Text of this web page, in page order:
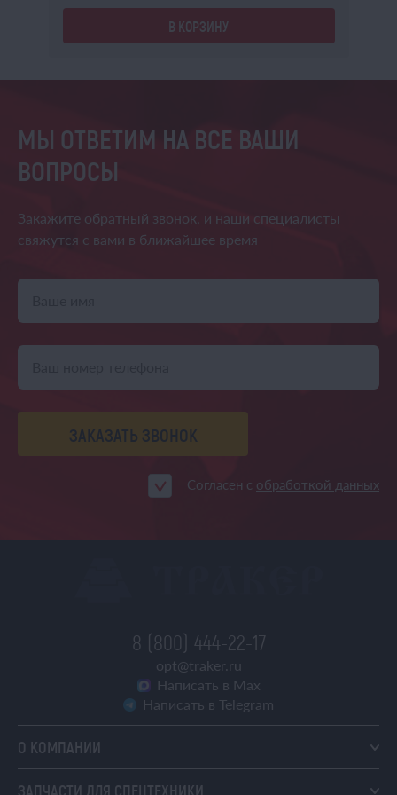
В КОРЗИНУ
МЫ ОТВЕТИМ НА ВСЕ ВАШИ
ВОПРОСЫ
Закажите обратный звонок, и наши специалисты
свяжутся с вами в ближайшее время
ЗАКАЗАТЬ ЗВОНОК
Согласен с обработкой данных
8 (800) 444-22-17
opt@traker.ru
Написать в Max
Написать в Telegram
О КОМПАНИИ
ЗАПЧАСТИ ДЛЯ СПЕЦТЕХНИКИ